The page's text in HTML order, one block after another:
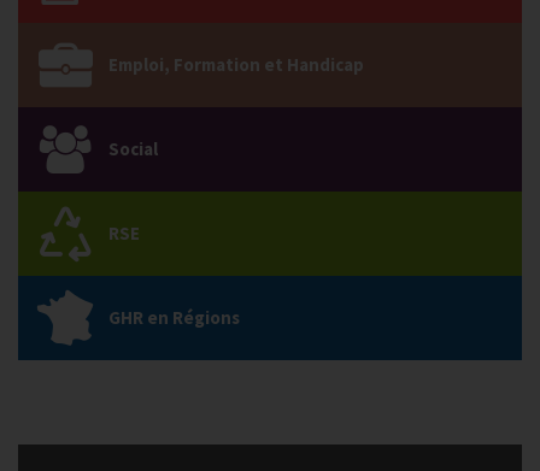
Emploi, Formation et Handicap
Social
RSE
GHR en Régions